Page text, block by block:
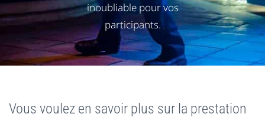
inoubliable pour vos
participants.
Vous voulez en savoir plus sur la prestation